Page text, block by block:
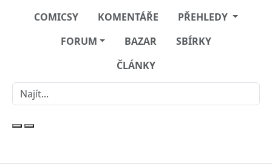
COMICSY KOMENTÁŘE
PŘEHLEDY
FORUM
BAZAR
SBÍRKY
ČLÁNKY